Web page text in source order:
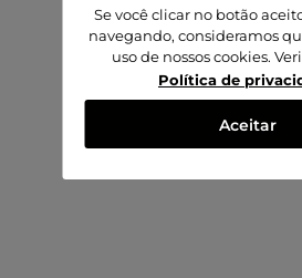
Se você clicar no botão
navegando, consideramos
uso de nossos cookies.
Política de
Aceitar